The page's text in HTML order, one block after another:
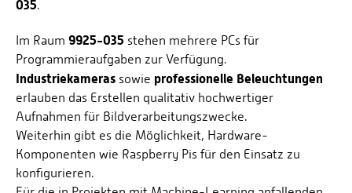
035.
Im Raum 9925-035 stehen mehrere PCs für
Programmieraufgaben zur Verfügung.
Industriekameras sowie professionelle Beleuchtungen
erlauben das Erstellen qualitativ hochwertiger
Aufnahmen für Bildverarbeitungszwecke.
Weiterhin gibt es die Möglichkeit, Hardware-
Komponenten wie Raspberry Pis für den Einsatz zu
konfigurieren.